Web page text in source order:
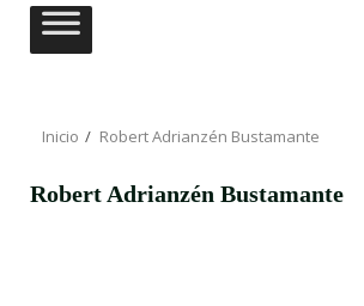
Saltar
Inicio Robert Adrianzén Bustamante
Robert Adrianzén Bustamante